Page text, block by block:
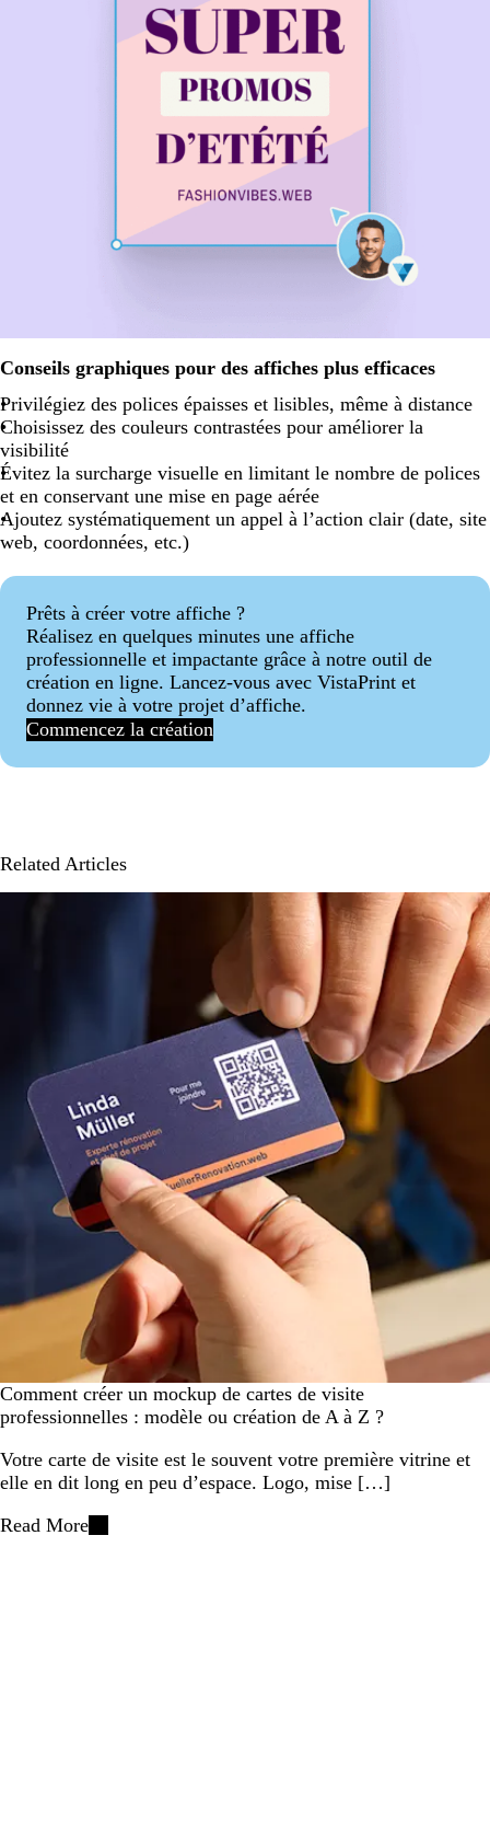
Conseils graphiques pour des affiches plus efficaces
Privilégiez des polices épaisses et lisibles, même à distance
Choisissez des couleurs contrastées pour améliorer la
visibilité
Évitez la surcharge visuelle en limitant le nombre de polices
et en conservant une mise en page aérée
Ajoutez systématiquement un appel à l’action clair (date, site
web, coordonnées, etc.)
Prêts à créer votre affiche ?
Réalisez en quelques minutes une affiche
professionnelle et impactante grâce à notre outil de
création en ligne. Lancez-vous avec VistaPrint et
donnez vie à votre projet d’affiche.
Commencez la création
Related Articles
Comment créer un mockup de cartes de visite
professionnelles : modèle ou création de A à Z ?
Votre carte de visite est le souvent votre première vitrine et
elle en dit long en peu d’espace. Logo, mise […]
Read More